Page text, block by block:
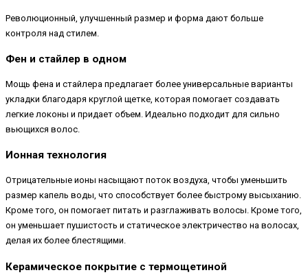
Революционный, улучшенный размер и форма дают больше
контроля над стилем.
Фен и стайлер в одном
Мощь фена и стайлера предлагает более универсальные варианты
укладки благодаря круглой щетке, которая помогает создавать
легкие локоны и придает объем. Идеально подходит для сильно
вьющихся волос.
Ионная технология
Отрицательные ионы насыщают поток воздуха, чтобы уменьшить
размер капель воды, что способствует более быстрому высыханию.
Кроме того, он помогает питать и разглаживать волосы. Кроме того,
он уменьшает пушистость и статическое электричество на волосах,
делая их более блестящими.
Керамическое покрытие с термощетиной